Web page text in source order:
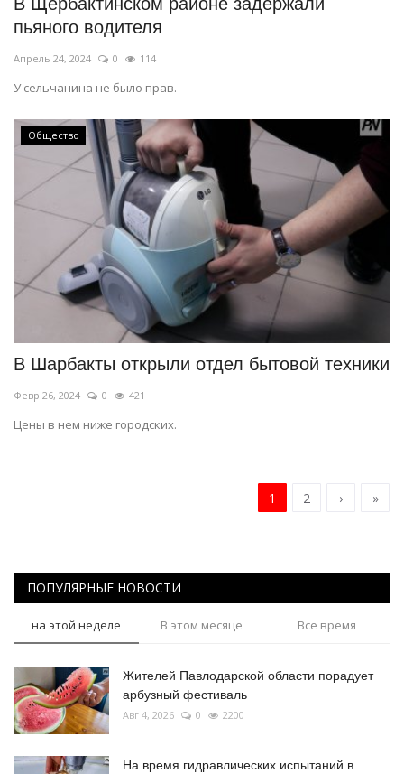
пьяного водителя
Апрель 24, 2024 0 114
У сельчанина не было прав.
Общество
В Шарбакты открыли отдел бытовой техники
Февр 26, 2024 0 421
Цены в нем ниже городских.
1 2 › »
ПОПУЛЯРНЫЕ НОВОСТИ
на этой неделе В этом месяце Все время
Жителей Павлодарской области порадует
арбузный фестиваль
Авг 4, 2026 0 2200
На время гидравлических испытаний в